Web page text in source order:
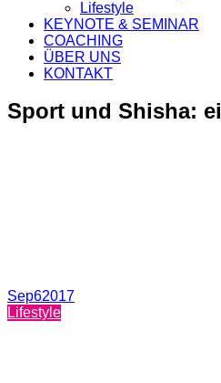
Lifestyle
KEYNOTE & SEMINAR
COACHING
ÜBER UNS
KONTAKT
Sport und Shisha:
Sep62017
Lifestyle